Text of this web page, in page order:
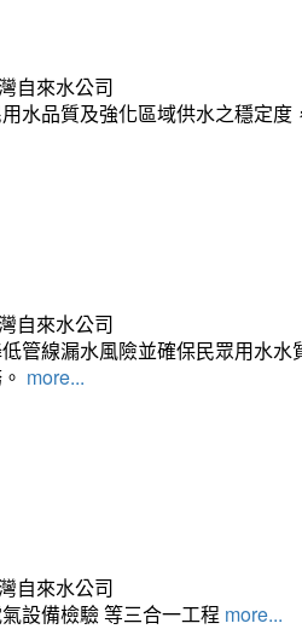
自來水公司
水品質及強化區域供水之穩定
自來水公司
管線漏水風險並確保民眾用水
more...
自來水公司
設備檢驗 等三合一工程 more...